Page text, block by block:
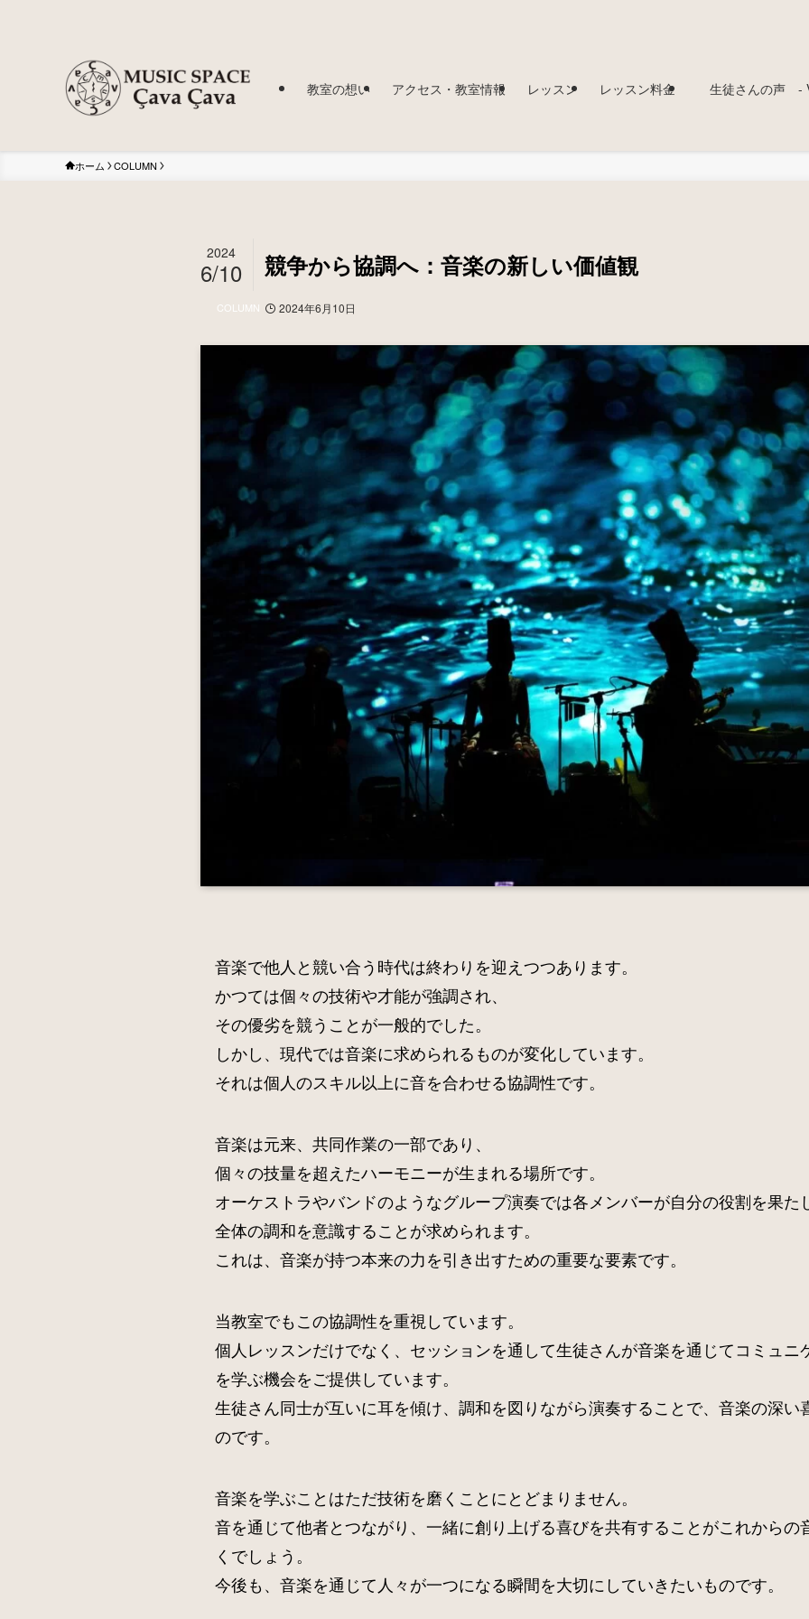
教室の想い アクセス・教室情報 レッスン レッスン料金 生徒さんの声 -
ホーム COLUMN
競争から協調へ：音楽の新しい価値観
2024
6/10
COLUMN 2024年6月10日
音楽で他人と競い合う時代は終わりを迎えつつあります。
かつては個々の技術や才能が強調され、
その優劣を競うことが一般的でした。
しかし、現代では音楽に求められるものが変化しています。
それは個人のスキル以上に音を合わせる協調性です。
音楽は元来、共同作業の一部であり、
個々の技量を超えたハーモニーが生まれる場所です。
オーケストラやバンドのようなグループ演奏では各メンバーが自分の役割を果た
全体の調和を意識することが求められます。
これは、音楽が持つ本来の力を引き出すための重要な要素です。
当教室でもこの協調性を重視しています。
個人レッスンだけでなく、セッションを通して生徒さんが音楽を通じてコミュニ
を学ぶ機会をご提供しています。
生徒さん同士が互いに耳を傾け、調和を図りながら演奏することで、音楽の深い
のです。
音楽を学ぶことはただ技術を磨くことにとどまりません。
音を通じて他者とつながり、一緒に創り上げる喜びを共有することがこれからの
くでしょう。
今後も、音楽を通じて人々が一つになる瞬間を大切にしていきたいものです。